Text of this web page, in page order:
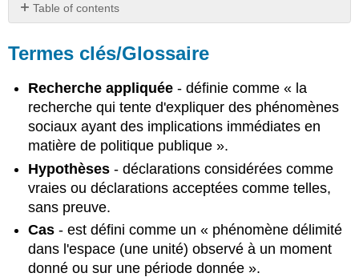
Table of contents
clés/Glossaire
Section
#2
Qu'est-
ce
qui
fait
l'étude
de
la
politique
Termes clés/Glossaire
Recherche appliquée - définie comme « la
recherche qui tente d'expliquer des phénomènes
sociaux ayant des implications immédiates en
matière de politique publique ».
Hypothèses - déclarations considérées comme
vraies ou déclarations acceptées comme telles,
sans preuve.
Cas - est défini comme un « phénomène délimité
dans l'espace (une unité) observé à un moment
donné ou sur une période donnée ».